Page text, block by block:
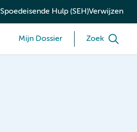
Spoedeisende Hulp (SEH)Verwijzen
Mijn Dossier Zoek